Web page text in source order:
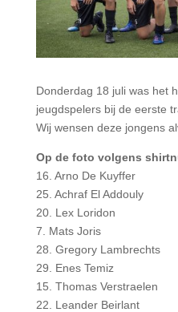
Donderdag 18 juli was het
jeugdspelers bij de eerste
Wij wensen deze jongens
Op de foto volgens
16. Arno De Kuyffer
25. Achraf El Addouly
20. Lex Loridon
7. Mats Joris
28. Gregory Lambrechts
29. Enes Temiz
15. Thomas Verstraelen
22. Leander Beirlant